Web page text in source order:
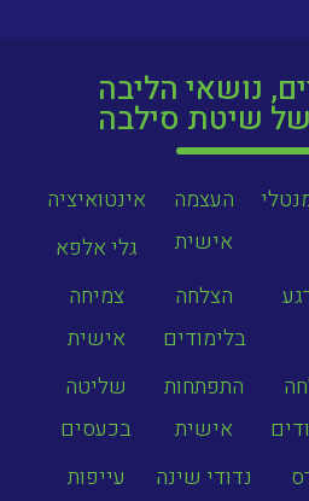
נושאי הליבה
שיטת סילבה
העצמה
אישית
אינטואיציה
גלי אלפא
הצלחה
בלימודים
צמיחה
אישית
התפתחות
אישית
שליטה
בכעסים
נדודי שינה
עייפות